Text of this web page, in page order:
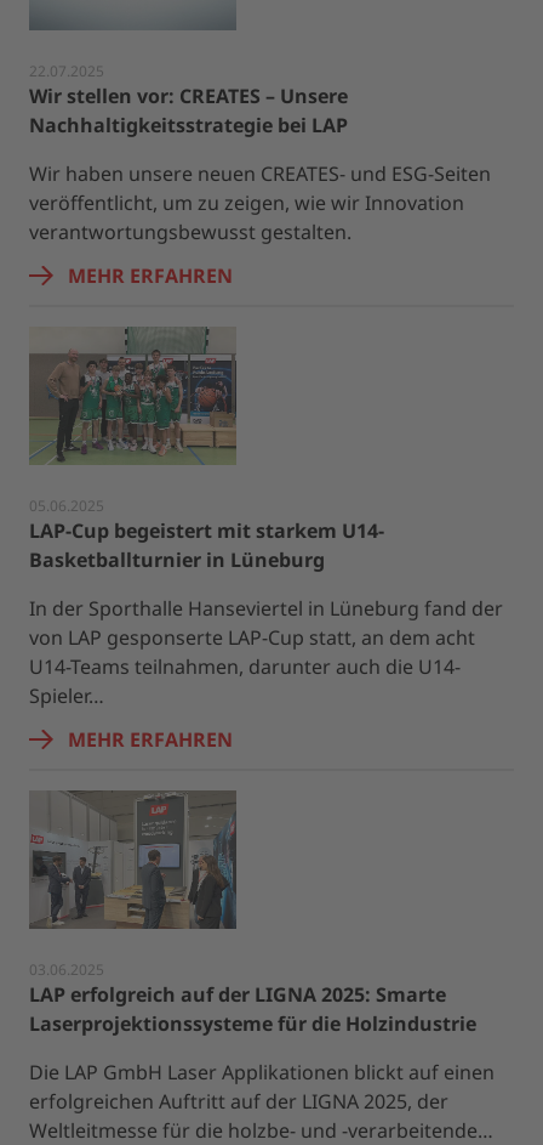
22.07.2025
Wir stellen vor: CREATES – Unsere
Nachhaltigkeitsstrategie bei LAP
Wir haben unsere neuen CREATES- und ESG-Seiten
veröffentlicht, um zu zeigen, wie wir Innovation
verantwortungsbewusst gestalten.
MEHR ERFAHREN
05.06.2025
LAP-Cup begeistert mit starkem U14-
Basketballturnier in Lüneburg
In der Sporthalle Hanseviertel in Lüneburg fand der
von LAP gesponserte LAP-Cup statt, an dem acht
U14-Teams teilnahmen, darunter auch die U14-
Spieler…
MEHR ERFAHREN
03.06.2025
LAP erfolgreich auf der LIGNA 2025: Smarte
Laserprojektionssysteme für die Holzindustrie
Die LAP GmbH Laser Applikationen blickt auf einen
erfolgreichen Auftritt auf der LIGNA 2025, der
Weltleitmesse für die holzbe- und -verarbeitende…